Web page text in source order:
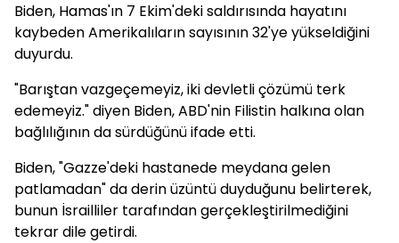
Biden, Hamas'ın 7 Ekim'deki saldırısında hayatını
kaybeden Amerikalıların sayısının 32'ye yükseldiğini
duyurdu.
"Barıştan vazgeçemeyiz, iki devletli çözümü terk
edemeyiz." diyen Biden, ABD'nin Filistin halkına olan
bağlılığının da sürdüğünü ifade etti.
Biden, "Gazze'deki hastanede meydana gelen
patlamadan" da derin üzüntü duyduğunu belirterek,
bunun İsrailliler tarafından gerçekleştirilmediğini
tekrar dile getirdi.